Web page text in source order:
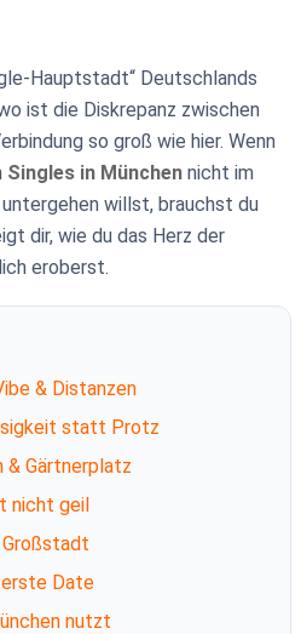
Hauptstadt“ Deutschlands
ist die Diskrepanz zwischen
so groß wie hier. Wenn
Singles in München nicht im
willst, brauchst du
dir, wie du das Herz der
eroberst.
& Distanzen
statt Protz
& Gärtnerplatz
nicht geil
Date
nutzt